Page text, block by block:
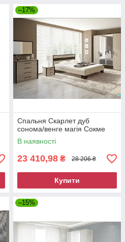
–17%
Спальня Скарлет дуб
сонома/венге магія Сокме
В наявності
23 410,98 ₴ 28 206 ₴
Купити
–15%